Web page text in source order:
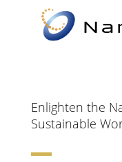
Enlighten the
Sustainable